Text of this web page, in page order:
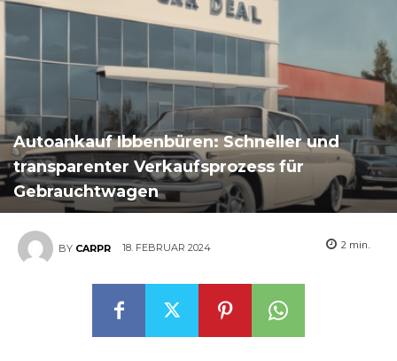
Autoankauf Ibbenbüren: Schneller und
transparenter Verkaufsprozess für
Gebrauchtwagen
BY CARPR 18. FEBRUAR 2024 2 min.